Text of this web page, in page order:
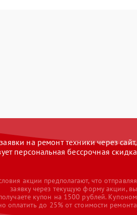
на ремонт техники через сайт,
персональная бессрочная скидка
акции предполагают, что отправляя
заявку через текущую форму акции, вы
купон на 1500 рублей. Купоном
оплатить до 25% от стоимости ремонта